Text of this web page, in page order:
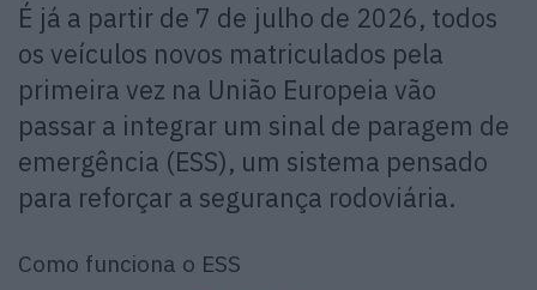
É já a partir de 7 de julho de 2026, todos
os veículos novos matriculados pela
primeira vez na União Europeia vão
passar a integrar um sinal de paragem de
emergência (ESS), um sistema pensado
para reforçar a segurança rodoviária.
Como funciona o ESS